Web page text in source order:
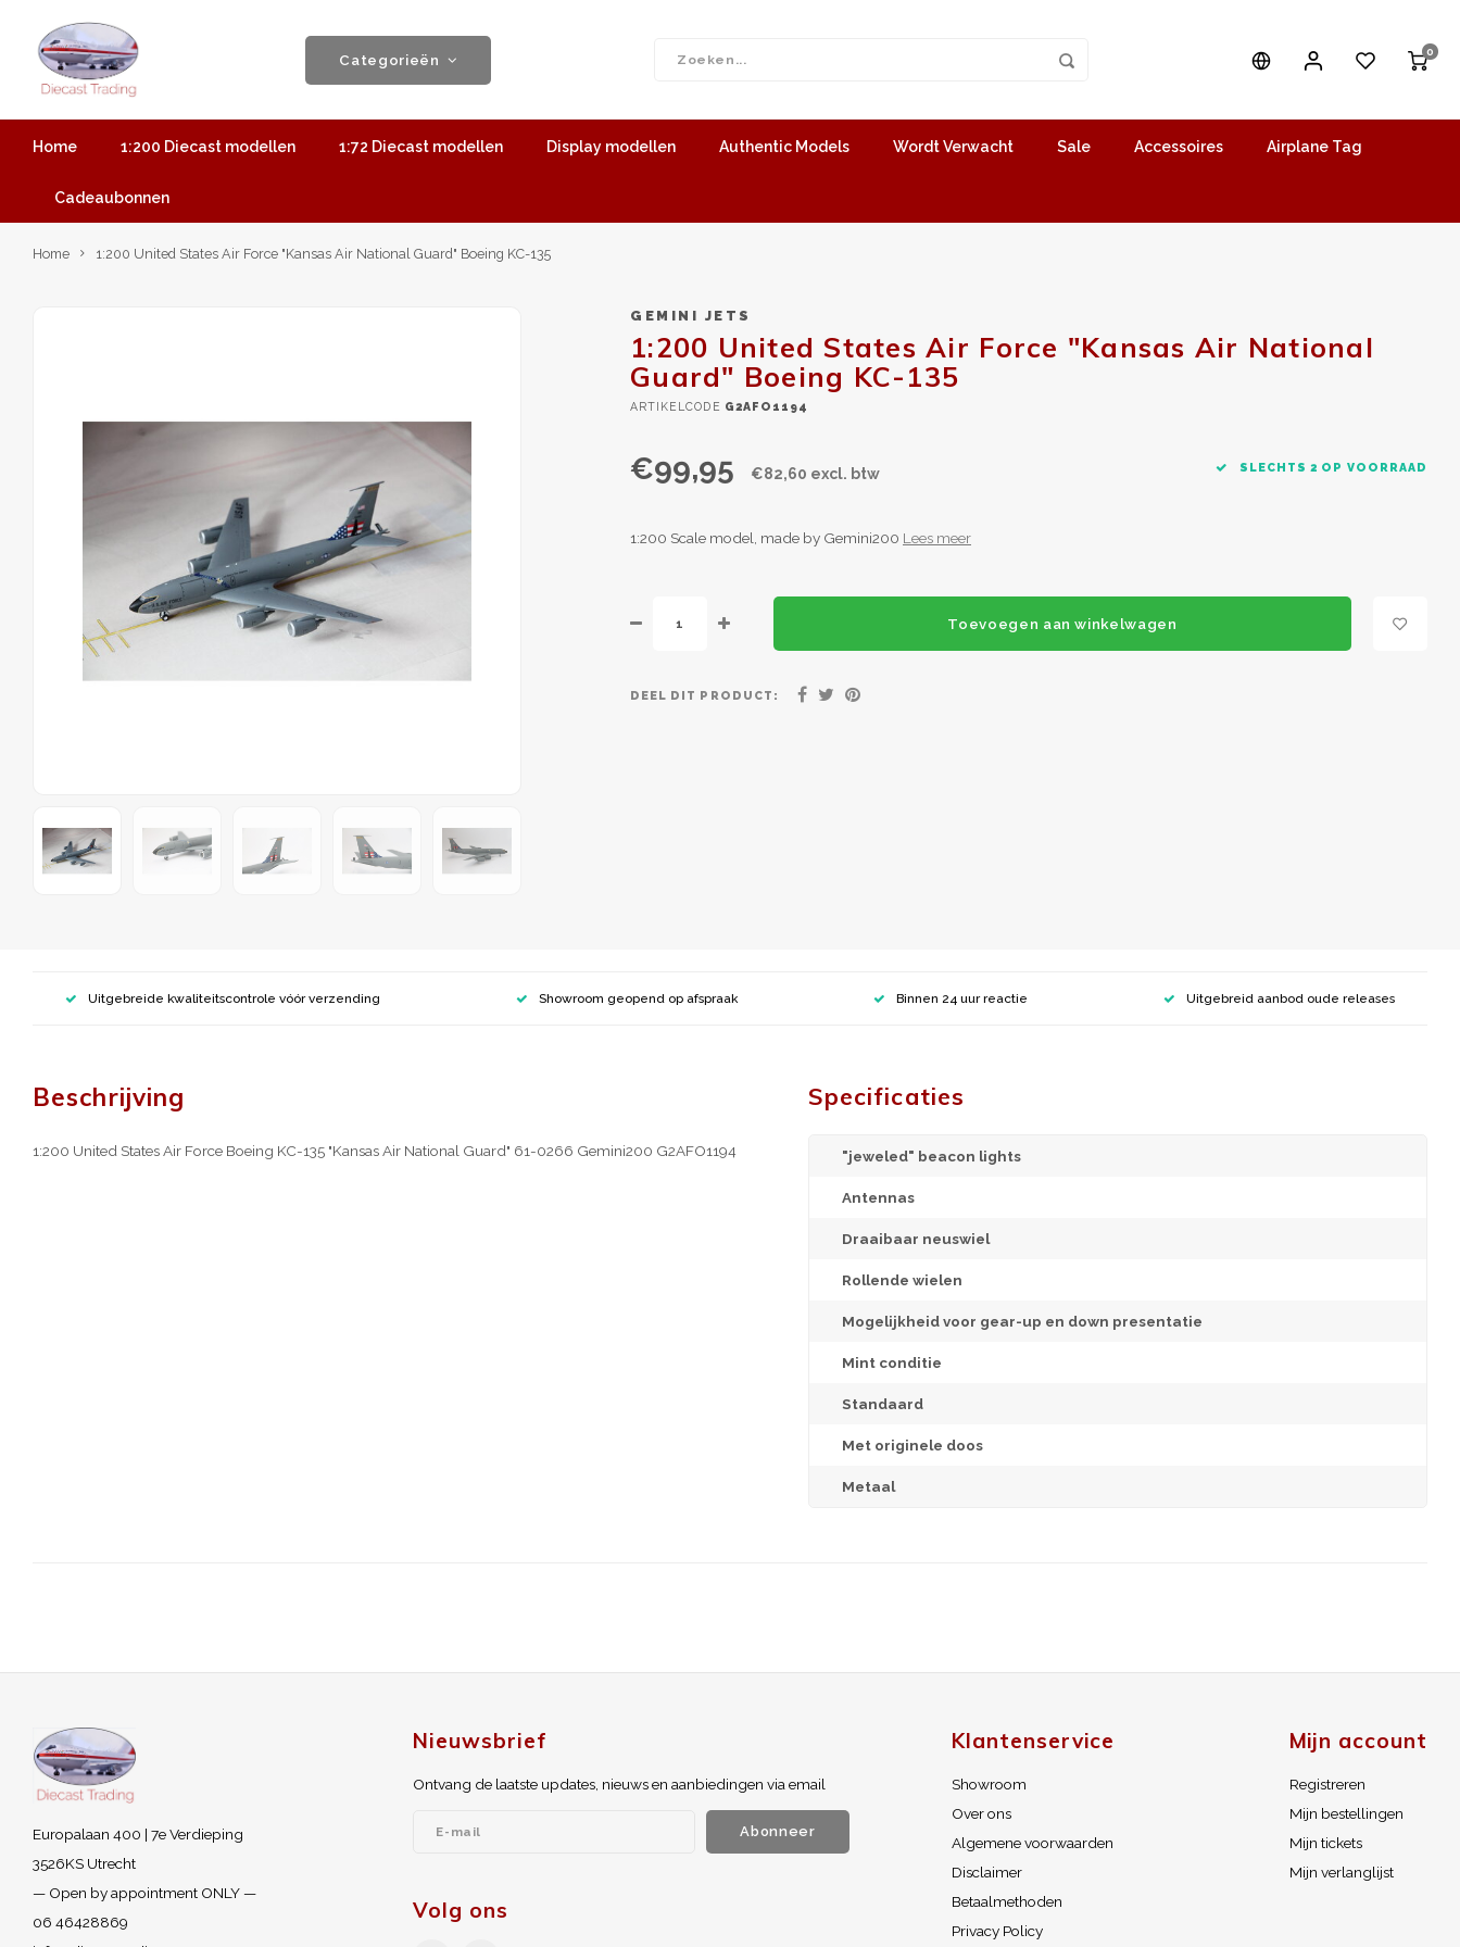
Categorieën 0
Home 1:200 Diecast modellen 1:72 Diecast modellen Display modellen Authentic Models Wordt Verwacht Sale Accessoires Airplane Tag
Cadeaubonnen
Home 1:200 United States Air Force "Kansas Air National Guard" Boeing KC-135
GEMINI JETS
1:200 United States Air Force "Kansas Air National
Guard" Boeing KC-135
ARTIKELCODE G2AFO1194
€99,95 €82,60 excl. btw SLECHTS 2 OP VOORRAAD
1:200 Scale model, made by Gemini200 Lees meer
Toevoegen aan winkelwagen
DEEL DIT PRODUCT:
Uitgebreide kwaliteitscontrole vóór verzending Showroom geopend op afspraak Binnen 24 uur reactie Uitgebreid aanbod oude releases
Beschrijving
1:200 United States Air Force Boeing KC-135 "Kansas Air National Guard" 61-0266 Gemini200 G2AFO1194
Specificaties
"jeweled" beacon lights
Antennas
Draaibaar neuswiel
Rollende wielen
Mogelijkheid voor gear-up en down presentatie
Mint conditie
Standaard
Met originele doos
Metaal
Europalaan 400 | 7e Verdieping
3526KS Utrecht
— Open by appointment ONLY —
06 46428869
Nieuwsbrief
Ontvang de laatste updates, nieuws en aanbiedingen via email
Abonneer
Volg ons
Klantenservice
Showroom
Over ons
Algemene voorwaarden
Disclaimer
Betaalmethoden
Privacy Policy
Mijn account
Registreren
Mijn bestellingen
Mijn tickets
Mijn verlanglijst